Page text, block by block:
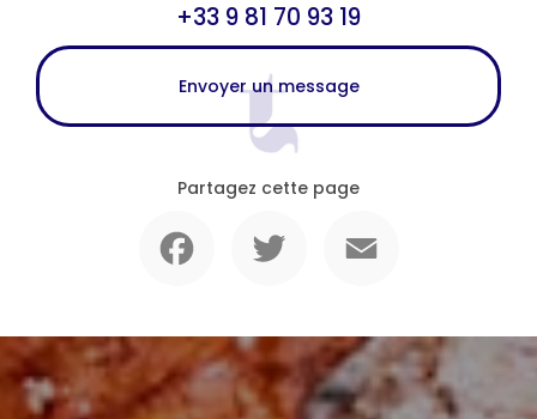
+33 9 81 70 93 19
Envoyer un message
Partagez cette page